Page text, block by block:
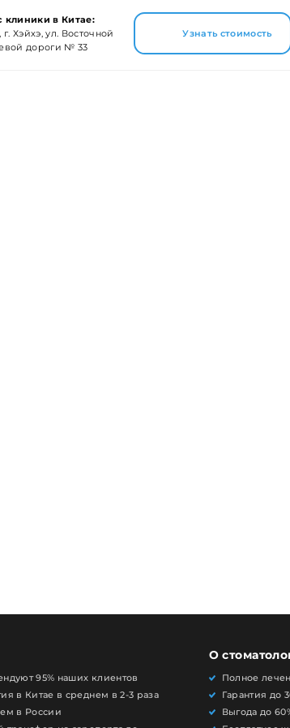
клиники в Китае:
г. Хэйхэ, ул. Восточной
дороги № 33
Узнать стоимость
95% наших клиентов
в Китае в среднем в 2-3 раза
в России
О
Полное
Гарантия до
Выгода до